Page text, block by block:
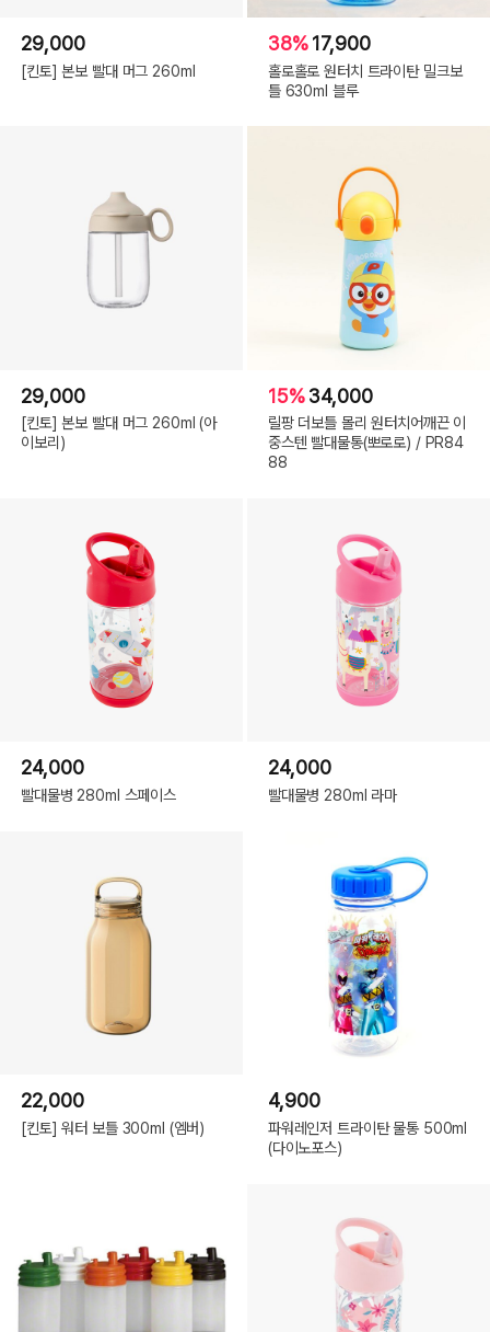
29,000
[킨토] 본보 빨대 머그 260ml
38%17,900
홀로홀로 원터치 트라이탄 밀크보
틀 630ml 블루
29,000
[킨토] 본보 빨대 머그 260ml (아
이보리)
15%34,000
릴팡 더보틀 몰리 원터치어깨끈 이
중스텐 빨대물통(뽀로로) / PR84
88
24,000
빨대물병 280ml 스페이스
24,000
빨대물병 280ml 라마
22,000
[킨토] 워터 보틀 300ml (엠버)
4,900
파워레인저 트라이탄 물통 500ml
(다이노포스)